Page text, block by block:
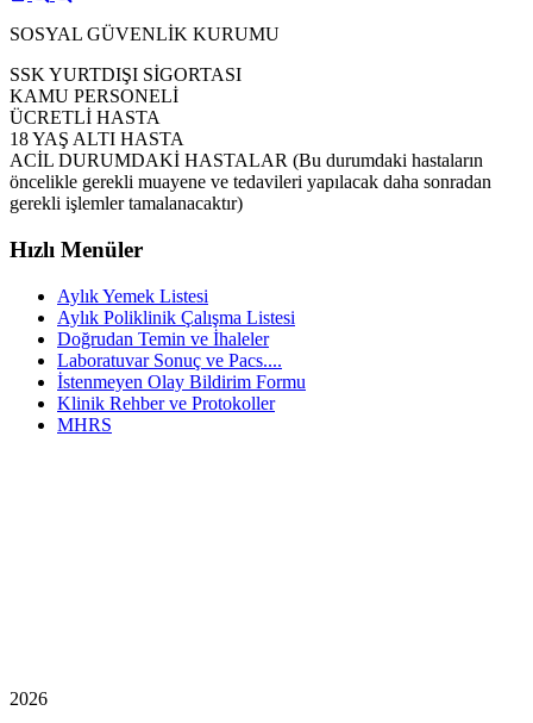
SOSYAL GÜVENLİK KURUMU
SSK YURTDIŞI SİGORTASI
KAMU PERSONELİ
ÜCRETLİ HASTA
18 YAŞ ALTI HASTA
ACİL DURUMDAKİ HASTALAR (Bu durumdaki hastaların
öncelikle gerekli muayene ve tedavileri yapılacak daha sonradan
gerekli işlemler tamalanacaktır)
Hızlı Menüler
Aylık Yemek Listesi
Aylık Poliklinik Çalışma Listesi
Doğrudan Temin ve İhaleler
Laboratuvar Sonuç ve Pacs....
İstenmeyen Olay Bildirim Formu
Klinik Rehber ve Protokoller
MHRS
2026